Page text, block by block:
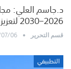
د.جاسم العلي:
2026–2030 لتعزيز الحوكمة…
قسم التحرير
06
التطبيقي